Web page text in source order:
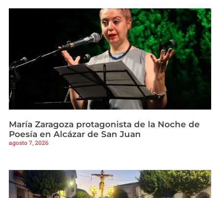
María Zaragoza protagonista de la Noche de
Poesía en Alcázar de San Juan
agosto 7, 2026